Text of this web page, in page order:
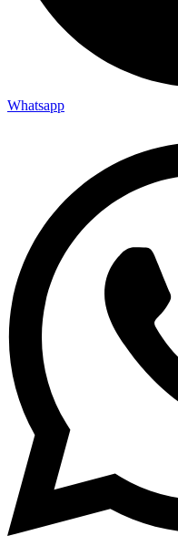
Whatsapp